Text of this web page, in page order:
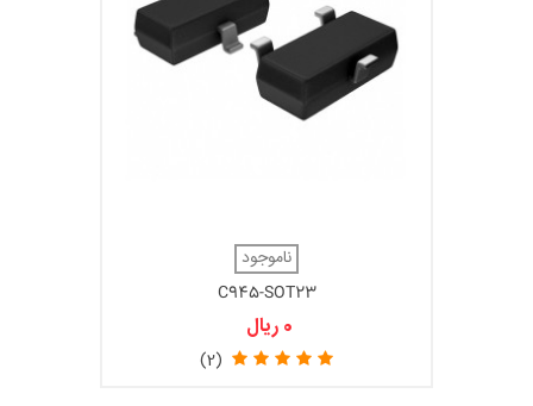
ناموجود
C945-SOT23
0 ریال
(2)